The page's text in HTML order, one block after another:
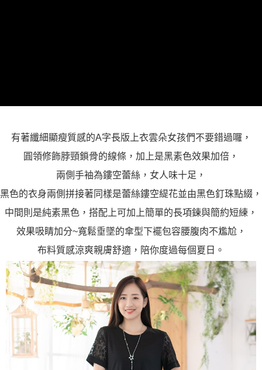
有著纖細顯瘦質感的A字長版上衣雲朵女孩們不要錯過囉，
圓領修飾脖頸鎖骨的線條，加上是黑素色效果加倍，
兩側手袖為鏤空蕾絲，女人味十足，
黑色的衣身兩側拼接著同樣是蕾絲鏤空緹花並由黑色釘珠點綴，
中間則是純素黑色，搭配上可加上簡單的長項鍊與簡約短練，
效果吸睛加分~寬鬆垂墜的傘型下襬包容腰腹肉不尷尬，
布料質感涼爽親膚舒適，陪你度過每個夏日。